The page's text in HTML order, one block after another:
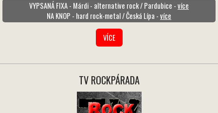
VYPSANÁ FIXA - Márdi - alternative rock / Pardubice -více
NA KNOP - hard rock-metal / Česká Lípa -více
VÍCE
TV ROCKPÁRADA